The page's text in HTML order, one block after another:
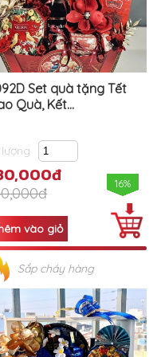
Set quà tặng Tết
Quà, Kết...
16%
Sắp cháy hàng